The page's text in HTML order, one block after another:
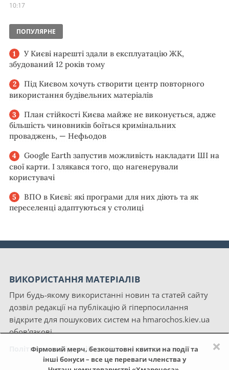
×
Фірмовий мерч, безкоштовні квитки на події та
інші бонуси – все це переваги членства у
10:17
ПОПУЛЯРНЕ
У Києві нарешті здали в експлуатацію ЖК,
збудований 12 років тому
Під Києвом хочуть створити центр повторного
використання будівельних матеріалів
План стійкості Києва майже не виконується, адже
більшість чиновників боїться кримінальних
проваджень, — Нефьодов
Google Earth запустив можливість накладати ШІ на
свої карти. І злякався того, що нагенерували
користувачі
ВПО в Києві: які програми для них діють та як
переселенці адаптуються у столиці
ВИКОРИСТАННЯ МАТЕРІАЛІВ
При будь-якому використанні новин та статей сайту
дозвіл редакції на публікацію й гіперпосилання
відкрите для пошукових систем на hmarochos.kiev.ua
обов'язкові.
Політика конфіденційності сайту «Хмарочос»